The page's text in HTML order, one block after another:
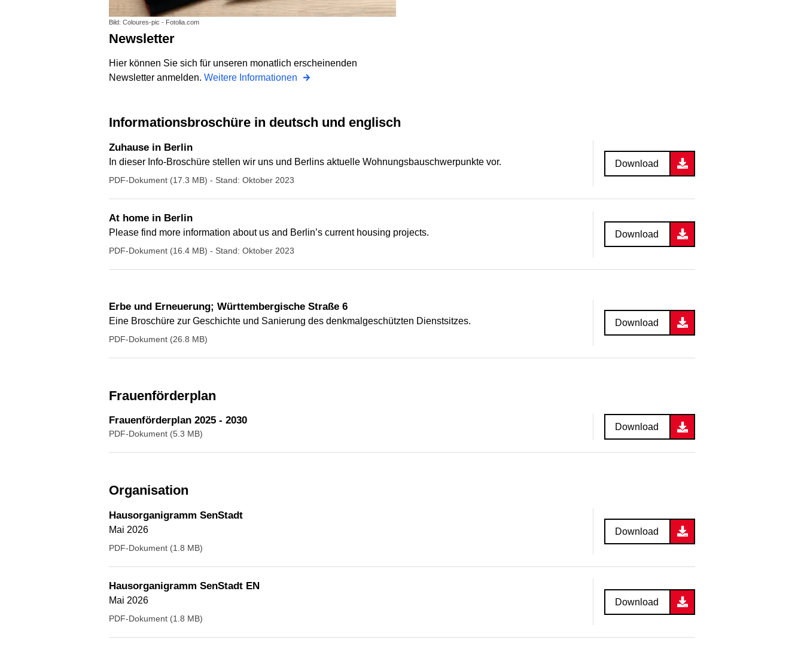
Bild: Coloures-pic - Fotolia.com
Newsletter
Hier können Sie sich für unseren monatlich erscheinenden
Newsletter anmelden. Weitere Informationen
Informationsbroschüre in deutsch und englisch
Zuhause in Berlin
In dieser Info-Broschüre stellen wir uns und Berlins aktuelle Wohnungsbauschwerpunkte vor.
PDF-Dokument (17.3 MB) - Stand: Oktober 2023
Download
At home in Berlin
Please find more information about us and Berlin’s current housing projects.
PDF-Dokument (16.4 MB) - Stand: Oktober 2023
Download
Erbe und Erneuerung; Württembergische Straße 6
Eine Broschüre zur Geschichte und Sanierung des denkmalgeschützten Dienstsitzes.
PDF-Dokument (26.8 MB)
Download
Frauenförderplan
Frauenförderplan 2025 - 2030
PDF-Dokument (5.3 MB)
Download
Organisation
Hausorganigramm SenStadt
Mai 2026
PDF-Dokument (1.8 MB)
Download
Hausorganigramm SenStadt EN
Mai 2026
PDF-Dokument (1.8 MB)
Download